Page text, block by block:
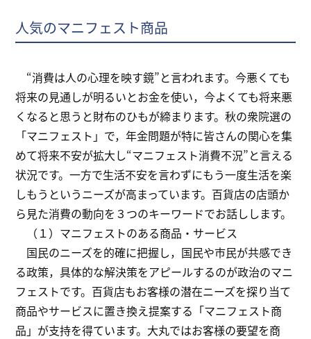
人気のマニフェスト商品
“消費は人の心理を映す鏡”と言われます。今悪くても
将来の見通しが明るいとお金を使い，今よくても将来悪
くなると思うと財布のひもが締まります。秋の衆院選の
「マニフェスト」で，年金問題が特に皆さんの関心を集
めて将来不安が拡大し“マニフェスト消費不況”と言える
状況です。一方で生活不安を言わずにもう一度生活を楽
しもうというニーズが高まっています。百貨店の店頭か
ら見た消費の動向を３つのキーワードでお話しします。
（１）マニフェストのある商品・サービス
国民のニーズを的確に把握し，国民や市民が共感でき
る政策，具体的な解決策をアピールするのが政治のマニ
フェストです。百貨店もお客様の潜在ニーズを探り当て
商品やサービスに置き換え提案する「マニフェスト商
品」が支持を得ています。大丸ではお客様の要望を商